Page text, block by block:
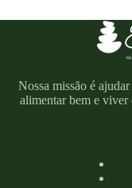
Nossa missão é
alimentar bem e